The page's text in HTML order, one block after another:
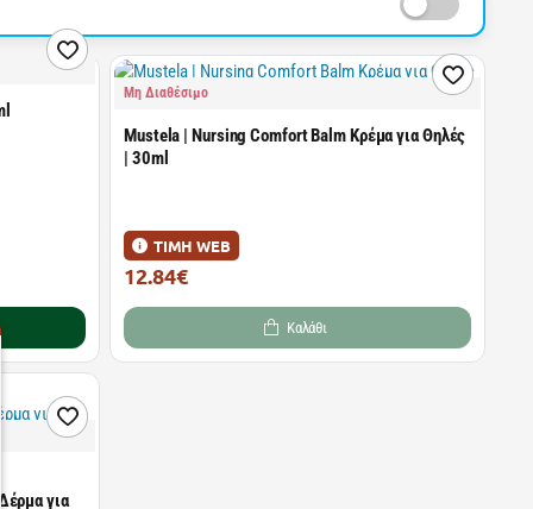
Μη Διαθέσιμο
Mustela | Nursing Comfort Balm Κρέμα για Θηλές
| 30ml
ΤΙΜΗ WEB
12.84€
Καλάθι
για